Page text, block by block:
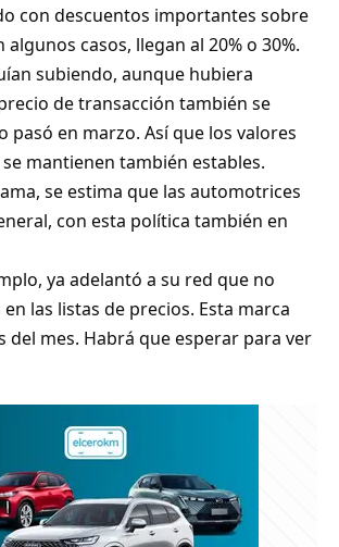
con descuentos importantes sobre
algunos casos, llegan al 20% o 30%.
subiendo, aunque hubiera
de transacción también se
pasó en marzo. Así que los valores
mantienen también estables.
se estima que las automotrices
con esta política también en
ya adelantó a su red que no
las listas de precios. Esta marca
del mes. Habrá que esperar para ver